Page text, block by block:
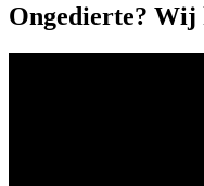
Ongedierte? Wij